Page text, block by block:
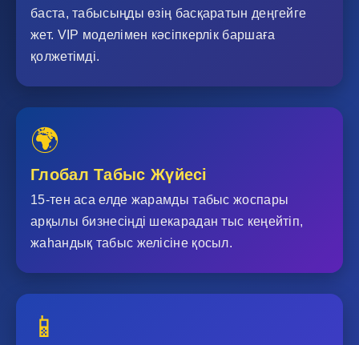
баста, табысыңды өзің басқаратын деңгейге
жет. VIP моделімен кәсіпкерлік баршаға
қолжетімді.
🌍
Глобал Табыс Жүйесі
15-тен аса елде жарамды табыс жоспары
арқылы бизнесіңді шекарадан тыс кеңейтіп,
жаһандық табыс желісіне қосыл.
📱